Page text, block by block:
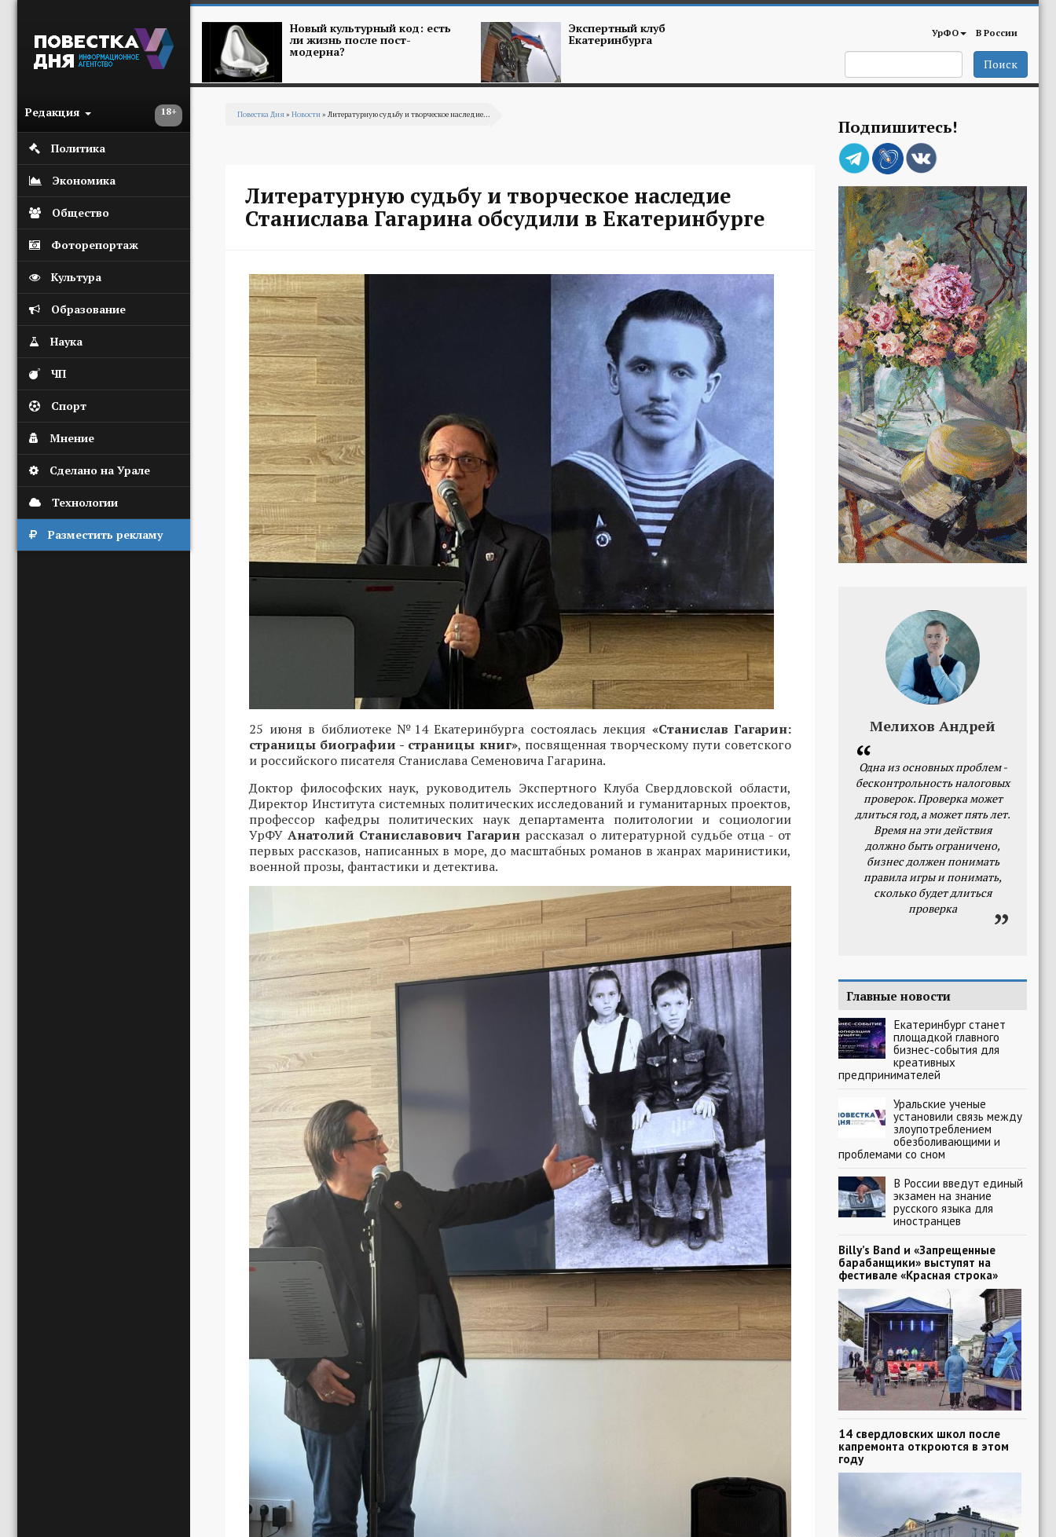
18+
Редакция
Политика
Экономика
Общество
Фоторепортаж
Культура
Образование
Наука
ЧП
Спорт
Мнение
Сделано на Урале
Технологии
Разместить рекламу
Новый культурный код: есть
ли жизнь после пост-
модерна?
Экспертный клуб
Екатеринбурга УрФО В России
Поиск
Повестка Дня» Новости» Литературную судьбу и творческое наследие...
Литературную судьбу и творческое наследие
Станислава Гагарина обсудили в Екатеринбурге
25 июня в библиотеке №14 Екатеринбурга состоялась лекция «Станислав Гагарин:
страницы биографии - страницы книг», посвященная творческому пути советского
и российского писателя Станислава Семеновича Гагарина.
Доктор философских наук, руководитель Экспертного Клуба Свердловской области,
Директор Института системных политических исследований и гуманитарных проектов,
профессор кафедры политических наук департамента политологии и социологии
УрФУАнатолий Станиславович Гагарин рассказал о литературной судьбе отца - от
первых рассказов, написанных в море, до масштабных романов в жанрах маринистики,
военной прозы, фантастики и детектива.
Подпишитесь!
Мелихов Андрей
Одна из основных проблем -
бесконтрольность налоговых
проверок. Проверка может
длиться год, а может пять лет.
Время на эти действия
должно быть ограничено,
бизнес должен понимать
правила игры и понимать,
сколько будет длиться
проверка
Главные новости
Екатеринбург станет
площадкой главного
бизнес-события для
креативных
предпринимателей
Уральские ученые
установили связь между
злоупотреблением
обезболивающими и
проблемами со сном
В России введут единый
экзамен на знание
русского языка для
иностранцев
Billy’s Band и «Запрещенные
барабанщики» выступят на
фестивале «Красная строка»
14 свердловских школ после
капремонта откроются в этом
году